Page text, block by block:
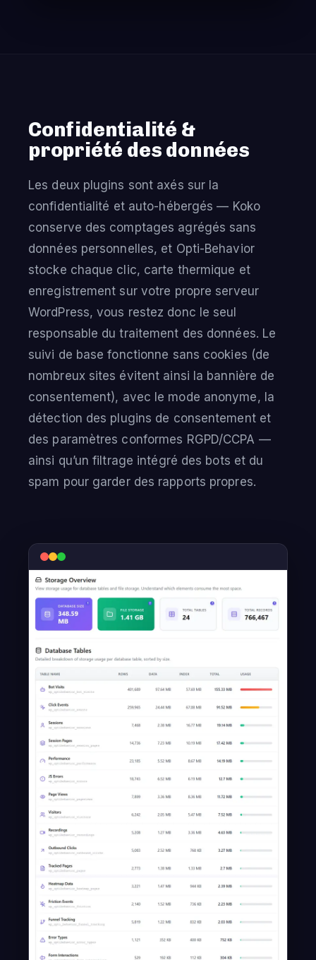
Confidentialité &
propriété des données
Les deux plugins sont axés sur la
confidentialité et auto-hébergés — Koko
conserve des comptages agrégés sans
données personnelles, et Opti-Behavior
stocke chaque clic, carte thermique et
enregistrement sur votre propre serveur
WordPress, vous restez donc le seul
responsable du traitement des données. Le
suivi de base fonctionne sans cookies (de
nombreux sites évitent ainsi la bannière de
consentement), avec le mode anonyme, la
détection des plugins de consentement et
des paramètres conformes RGPD/CCPA —
ainsi qu’un filtrage intégré des bots et du
spam pour garder des rapports propres.